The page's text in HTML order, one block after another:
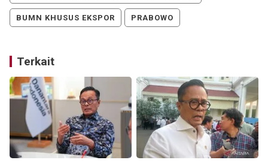
BUMN KHUSUS EKSPOR PRABOWO
Terkait